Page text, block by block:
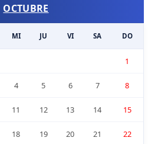
OCTUBRE
MI JU VI SA DO
1
4 5 6 7 8
11 12 13 14 15
18 19 20 21 22